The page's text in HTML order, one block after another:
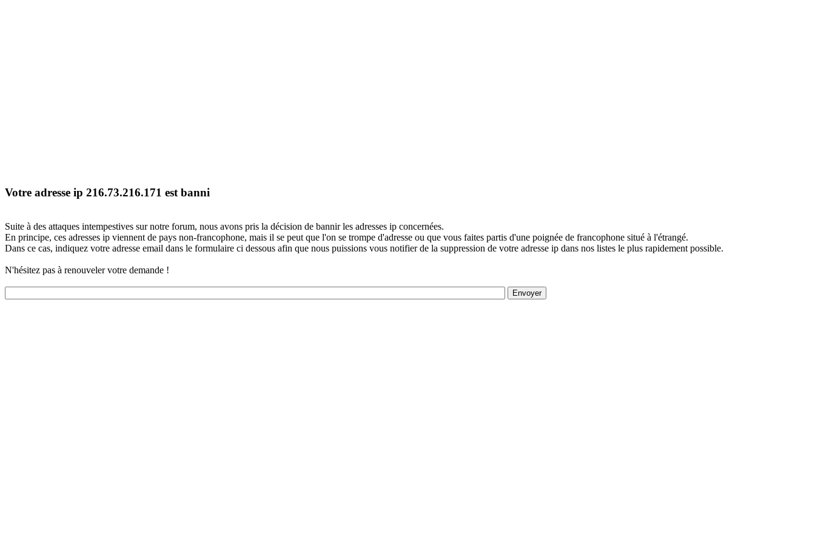
Votre adresse ip 216.73.216.171 est banni
Suite à des attaques intempestives sur notre forum, nous avons pris la décision de bannir les adresses ip concernées.
En principe, ces adresses ip viennent de pays non-francophone, mais il se peut que l'on se trompe d'adresse ou que vous faites partis d'une poignée de francophone situé à l'étrangé.
Dans ce cas, indiquez votre adresse email dans le formulaire ci dessous afin que nous puissions vous notifier de la suppression de votre adresse ip dans nos listes le plus rapidement possible.
N'hésitez pas à renouveler votre demande !